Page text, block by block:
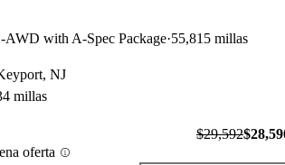
AWD with A-Spec Package 55,815 millas
NJ
millas
oferta
$29,592